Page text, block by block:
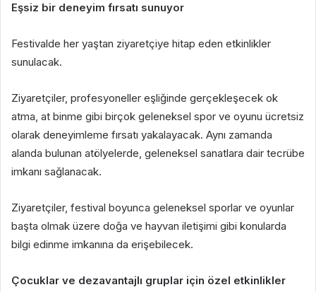
Eşsiz bir deneyim fırsatı sunuyor
Festivalde her yaştan ziyaretçiye hitap eden etkinlikler
sunulacak.
Ziyaretçiler, profesyoneller eşliğinde gerçekleşecek ok
atma, at binme gibi birçok geleneksel spor ve oyunu ücretsiz
olarak deneyimleme fırsatı yakalayacak. Aynı zamanda
alanda bulunan atölyelerde, geleneksel sanatlara dair tecrübe
imkanı sağlanacak.
Ziyaretçiler, festival boyunca geleneksel sporlar ve oyunlar
başta olmak üzere doğa ve hayvan iletişimi gibi konularda
bilgi edinme imkanına da erişebilecek.
Çocuklar ve dezavantajlı gruplar için özel etkinlikler